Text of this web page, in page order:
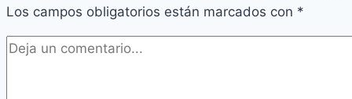
Los campos obligatorios están marcados con *